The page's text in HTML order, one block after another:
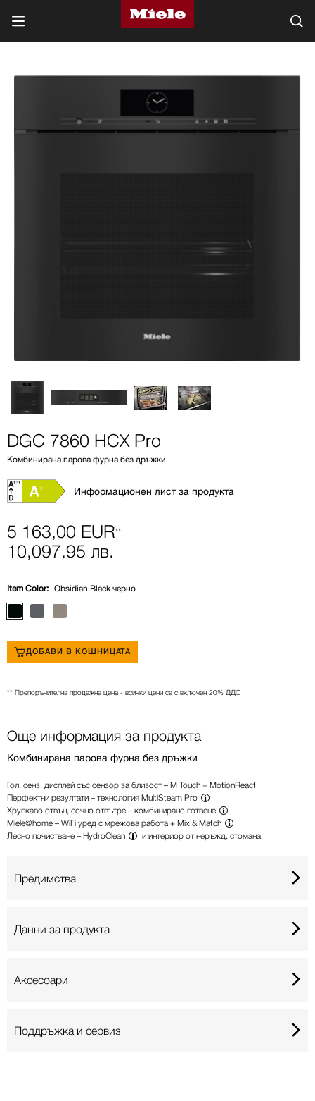
DGC 7860 HCX Pro
Комбинирана парова фурна без дръжки
Информационен лист за продукта
5 163,00 EUR**
10,097.95 лв.
Item Color: Obsidian Black черно
ДОБАВИ В КОШНИЦАТА
** Препоръчителна продажна цена - всички цени са с включен 20% ДДС
Още информация за продукта
Комбинирана парова фурна без дръжки
Гол. сенз. дисплей със сензор за близост – M Touch + MotionReact
Перфектни резултати – технология MultiSteam Pro
Хрупкаво отвън, сочно отвътре – комбинирано готвене
Miele@home – WiFi уред с мрежова работа + Mix & Match
Лесно почистване – HydroClean и интериор от неръжд. стомана
Предимства
Данни за продукта
Аксесоари
Поддръжка и сервиз